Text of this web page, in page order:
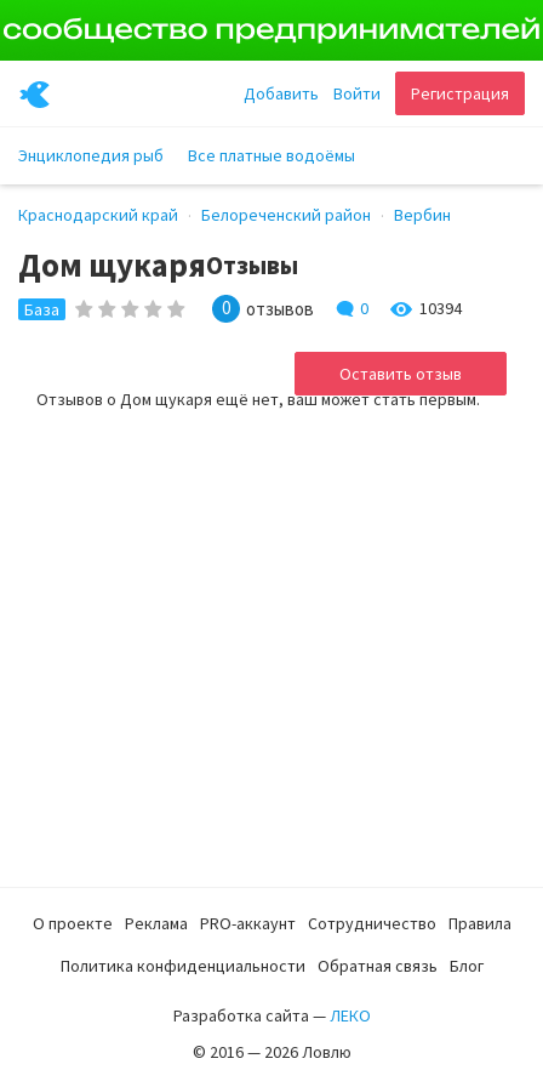
Регистрация
Войти
Добавить
Энциклопедия рыб Все платные водоёмы
Краснодарский край Белореченский район Вербин
Дом щукаряОтзывы
База 0 отзывов 0 10394
Отзывов о Дом щукаря ещё нет, ваш может стать первым.
Оставить отзыв
О проекте Реклама PRO-аккаунт Сотрудничество
Правила
Политика конфиденциальности
Обратная связь Блог
Разработка сайта —ЛЕКО
© 2016 — 2026 Ловлю